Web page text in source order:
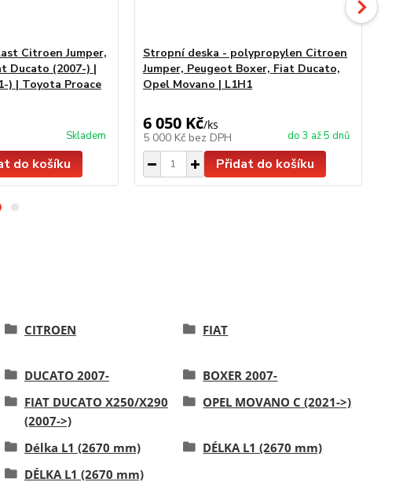
Citroen Jumper,
Ducato (2007-) |
) | Toyota Proace
Skladem
do košíku
Stropní deska - polypropylen Citroen
Jumper, Peugeot Boxer, Fiat Ducato,
Opel Movano | L1H1
6 050 Kč/ks
5 000 Kč bez DPH do 3 až 5 dnů
Přidat do košíku
CITROEN FIAT
DUCATO 2007-
BOXER 2007-
FIAT DUCATO X250/X290
(2007->)
OPEL MOVANO C (2021->)
Délka L1 (2670 mm)
DÉLKA L1 (2670 mm)
DÉLKA L1 (2670 mm)